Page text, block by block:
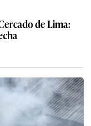
de Lima: